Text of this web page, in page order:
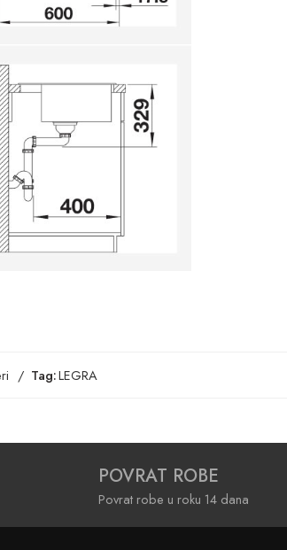
Tag:LEGRA
POVRAT ROBE
Povrat robe u roku 14 dana